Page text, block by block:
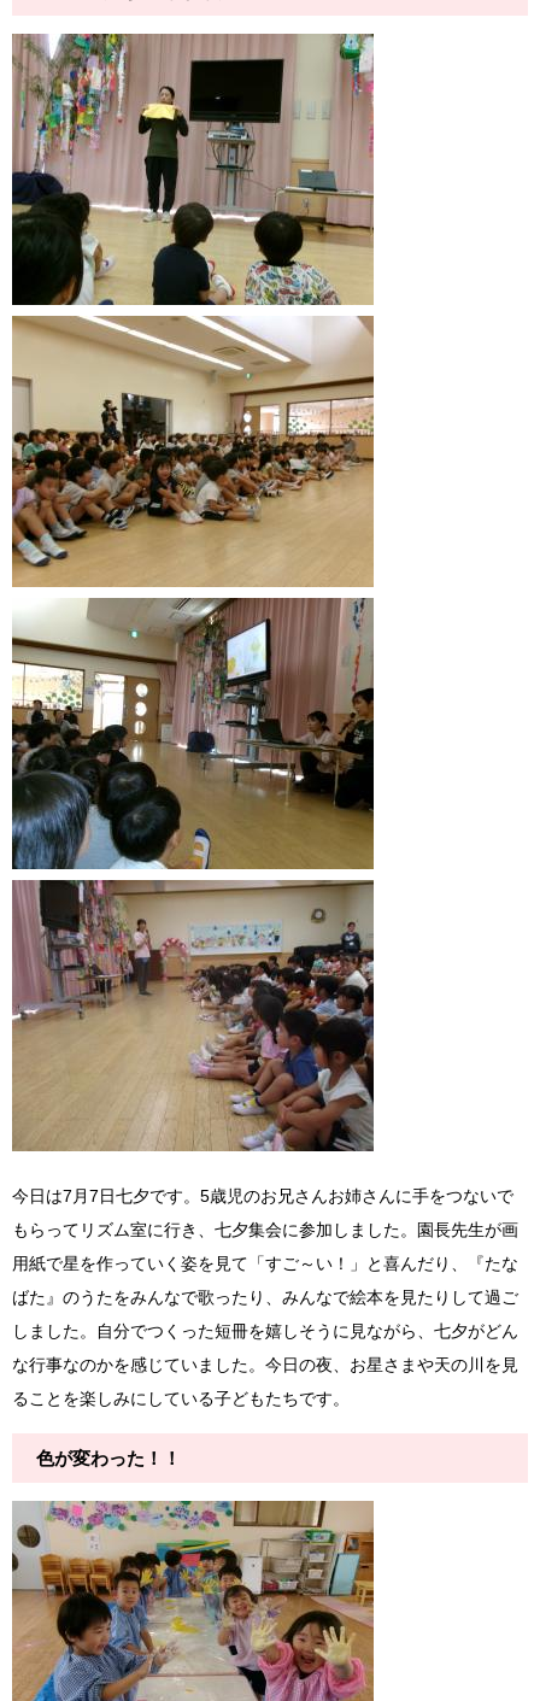
今日は7月7日七夕です。5歳児のお兄さんお姉さんに手をつないで
もらってリズム室に行き、七夕集会に参加しました。園長先生が画
用紙で星を作っていく姿を見て「すご～い！」と喜んだり、『たな
ばた』のうたをみんなで歌ったり、みんなで絵本を見たりして過ご
しました。自分でつくった短冊を嬉しそうに見ながら、七夕がどん
な行事なのかを感じていました。今日の夜、お星さまや天の川を見
ることを楽しみにしている子どもたちです。
色が変わった！！